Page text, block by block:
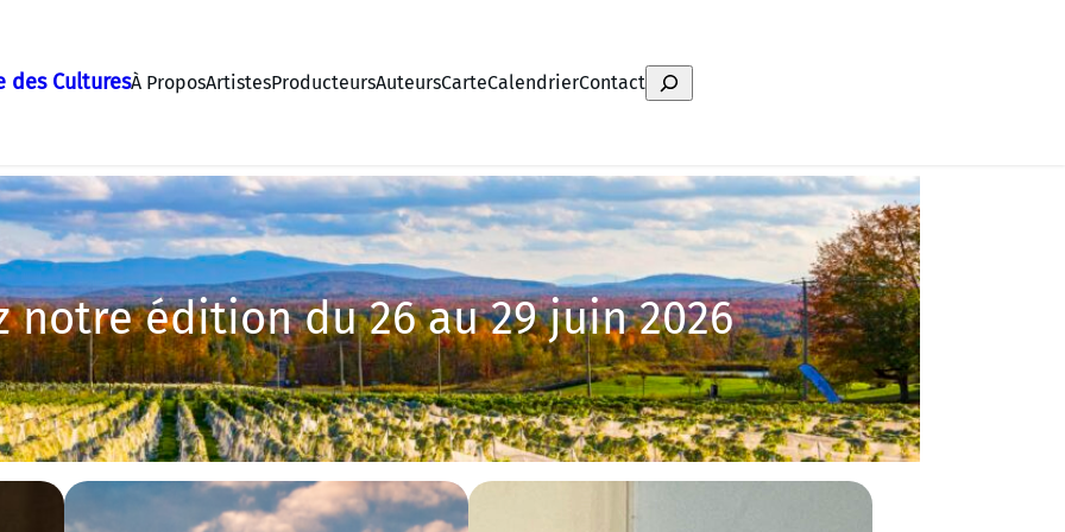
des CulturesÀ ProposArtistesProducteursAuteursCarteCalendrierContact Search
notre édition du 26 au 29 juin 2026